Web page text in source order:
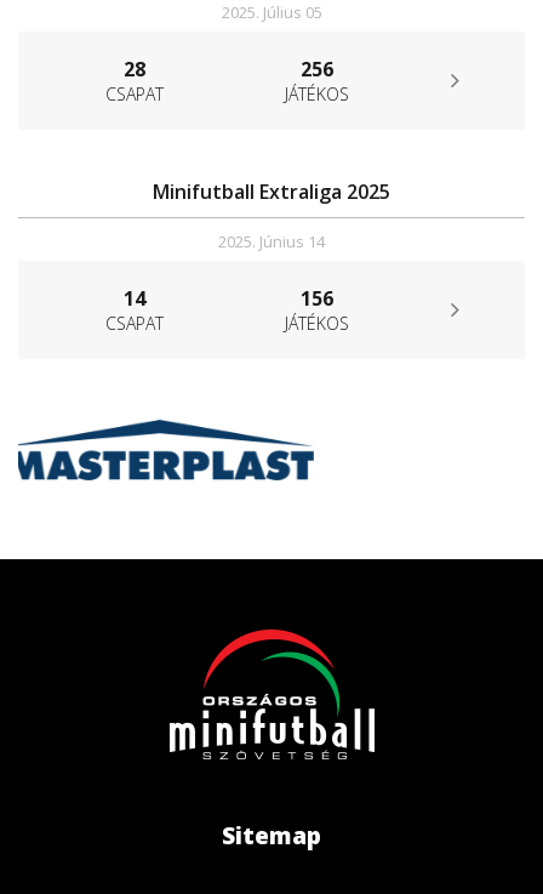
2025. Július 05
28
CSAPAT
256
JÁTÉKOS
Minifutball Extraliga 2025
2025. Június 14
14
CSAPAT
156
JÁTÉKOS
Sitemap